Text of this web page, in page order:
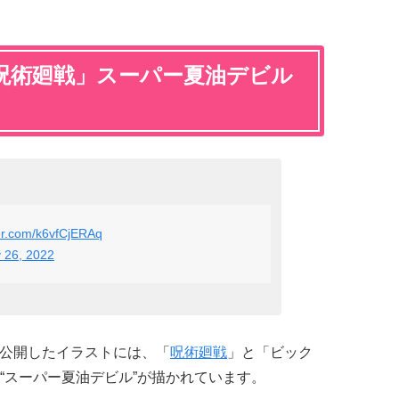
術廻戦」スーパー夏油デビル
k6vfCjERAq
26, 2022
開したイラストには、「 呪術廻戦 」と「ビック
ーパー夏油デビル”が描かれています。